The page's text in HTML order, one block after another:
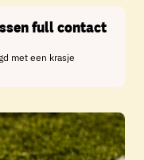
full contact
met een krasje